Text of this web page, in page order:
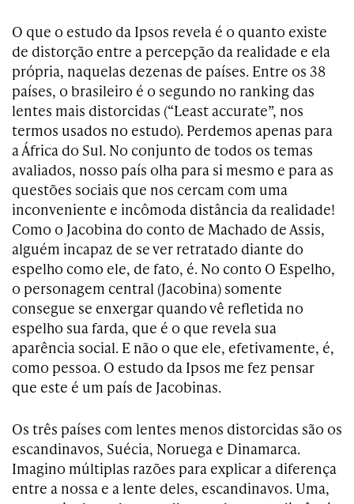
O que o estudo da Ipsos revela é o quanto existe
de distorção entre a percepção da realidade e ela
própria, naquelas dezenas de países. Entre os 38
países, o brasileiro é o segundo no ranking das
lentes mais distorcidas (“Least accurate”, nos
termos usados no estudo). Perdemos apenas para
a África do Sul. No conjunto de todos os temas
avaliados, nosso país olha para si mesmo e para as
questões sociais que nos cercam com uma
inconveniente e incômoda distância da realidade!
Como o Jacobina do conto de Machado de Assis,
alguém incapaz de se ver retratado diante do
espelho como ele, de fato, é. No conto O Espelho,
o personagem central (Jacobina) somente
consegue se enxergar quando vê refletida no
espelho sua farda, que é o que revela sua
aparência social. E não o que ele, efetivamente, é,
como pessoa. O estudo da Ipsos me fez pensar
que este é um país de Jacobinas.
Os três países com lentes menos distorcidas são os
escandinavos, Suécia, Noruega e Dinamarca.
Imagino múltiplas razões para explicar a diferença
entre a nossa e a lente deles, escandinavos. Uma,